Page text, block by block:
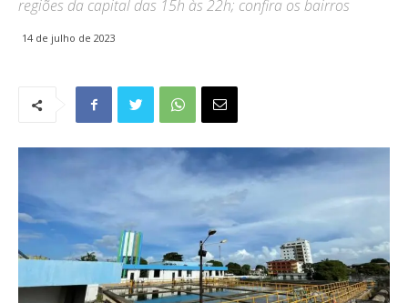
regiões da capital das 15h às 22h; confira os bairros
14 de julho de 2023